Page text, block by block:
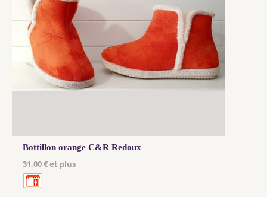
Bottillon orange C&R Redoux
31,00 € et plus